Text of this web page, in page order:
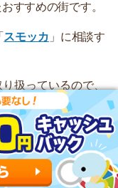
すすめの街です。
スモッカ 」に相談す
扱っているので、
を毎日更新してい
をさがせるので、